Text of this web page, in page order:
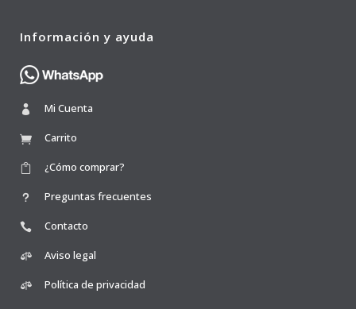
Información y ayuda
Mi Cuenta
Carrito
¿Cómo comprar?
Preguntas frecuentes
Contacto
Aviso legal
Política de privacidad